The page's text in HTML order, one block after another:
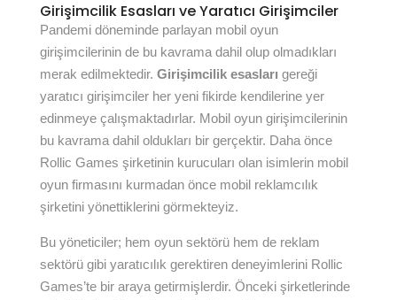
Girişimcilik Esasları ve Yaratıcı Girişimciler
Pandemi döneminde parlayan mobil oyun
girişimcilerinin de bu kavrama dahil olup olmadıkları
merak edilmektedir. Girişimcilik esasları gereği
yaratıcı girişimciler her yeni fikirde kendilerine yer
edinmeye çalışmaktadırlar. Mobil oyun girişimcilerinin
bu kavrama dahil oldukları bir gerçektir. Daha önce
Rollic Games şirketinin kurucuları olan isimlerin mobil
oyun firmasını kurmadan önce mobil reklamcılık
şirketini yönettiklerini görmekteyiz.
Bu yöneticiler; hem oyun sektörü hem de reklam
sektörü gibi yaratıcılık gerektiren deneyimlerini Rollic
Games’te bir araya getirmişlerdir. Önceki şirketlerinde